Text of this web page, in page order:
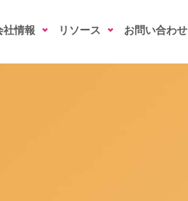
社情報 リソース お問い合わせ